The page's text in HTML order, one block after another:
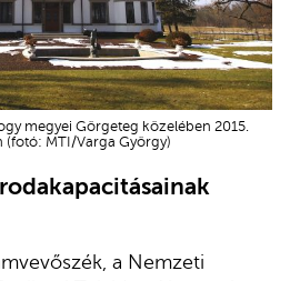
megyei Görgeteg közelében 2015.
(fotó: MTI/Varga György)
a Nemzeti